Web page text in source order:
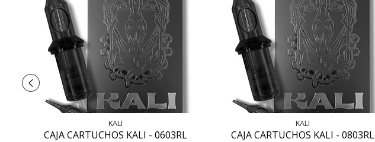
KALI
CAJA CARTUCHOS KALI - 0603RL
KALI
CAJA CARTUCHOS KALI - 0803RL